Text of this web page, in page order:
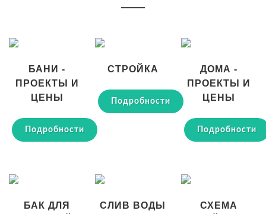
БАНИ -
ПРОЕКТЫ И
ЦЕНЫ
Подробности
СТРОЙКА
Подробности
ДОМА -
ПРОЕКТЫ И
ЦЕНЫ
Подробности
БАК ДЛЯ
СЛИВ ВОДЫ
СХЕМА